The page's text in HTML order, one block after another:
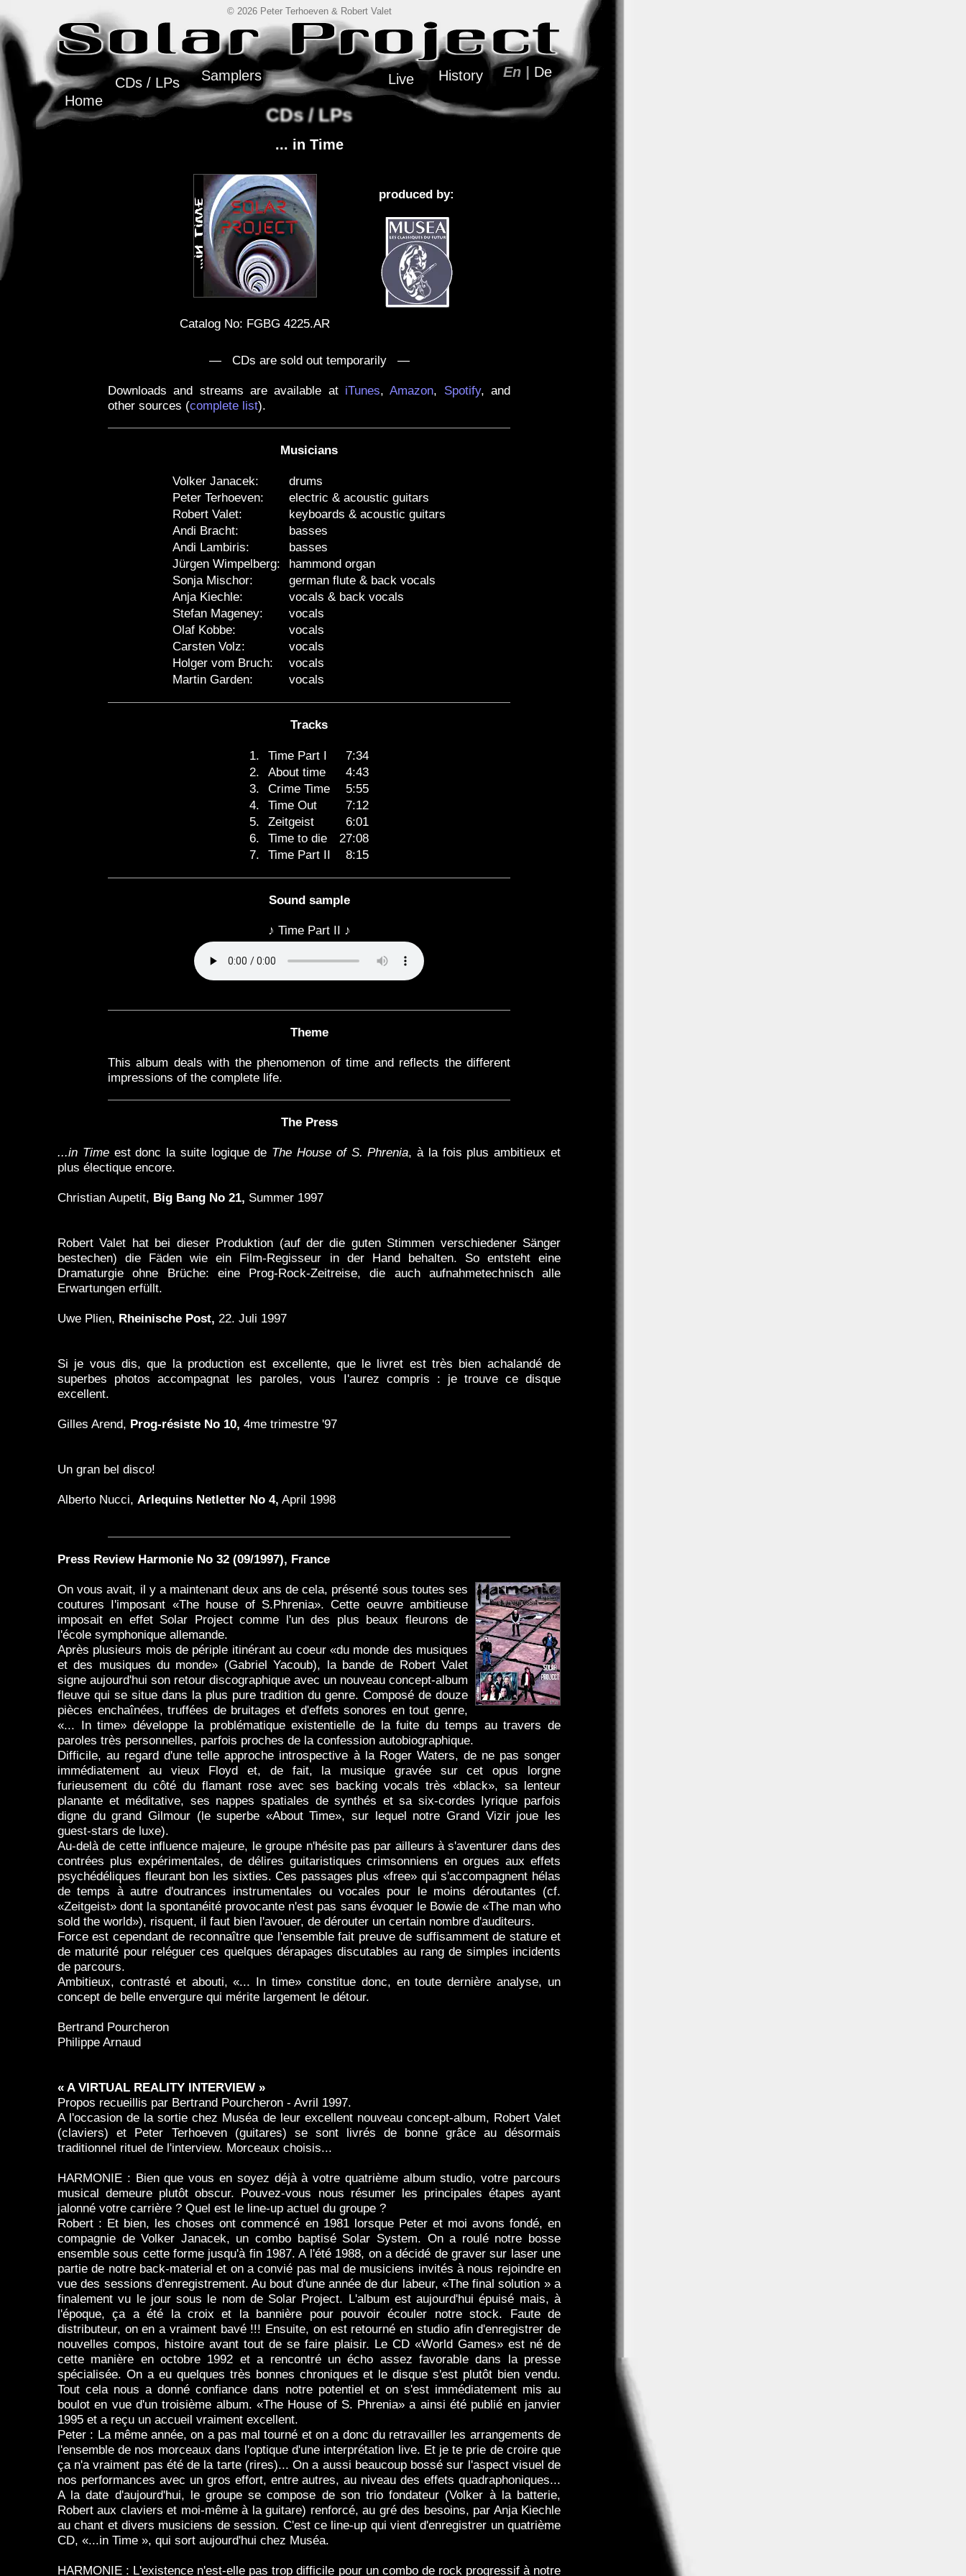
© 2026 Peter Terhoeven & Robert Valet
Home
CDs / LPs Samplers Live History En | De
CDs / LPs
... in Time
Catalog No: FGBG 4225.AR
produced by:
— CDs are sold out temporarily —
Downloads and streams are available at iTunes,Amazon, Spotify, and
other sources (complete list).
Musicians
Volker Janacek:
drums
Peter Terhoeven:
electric & acoustic guitars
Robert Valet:
keyboards & acoustic guitars
Andi Bracht:
basses
Andi Lambiris:
basses
Jürgen Wimpelberg:
hammond organ
Sonja Mischor:
german flute & back vocals
Anja Kiechle:
vocals & back vocals
Stefan Mageney:
vocals
Olaf Kobbe:
vocals
Carsten Volz:
vocals
Holger vom Bruch:
vocals
Martin Garden:
vocals
Tracks
1. Time Part I
7:34
2.
About time
4:43
3.
Crime Time
5:55
4.
Time Out
7:12
5.
Zeitgeist
6:01
6.
Time to die
27:08
7.
Time Part II 8:15
Sound sample
♪ Time Part II ♪
Theme
This album deals with the phenomenon of time and reflects the different
impressions of the complete life.
The Press
...in Timeest donc la suite logique de The House of S. Phrenia, à la fois plus ambitieux et
plus électique encore.
Christian Aupetit, Big Bang No 21, Summer 1997
Robert Valet hat bei dieser Produktion (auf der die guten Stimmen verschiedener Sänger
bestechen) die Fäden wie ein Film-Regisseur in der Hand behalten. So entsteht eine
Dramaturgie ohne Brüche: eine Prog-Rock-Zeitreise, die auch aufnahmetechnisch alle
Erwartungen erfüllt.
Uwe Plien, Rheinische Post, 22. Juli 1997
Si je vous dis, que la production est excellente, que le livret est très bien achalandé de
superbes photos accompagnat les paroles, vous I'aurez compris : je trouve ce disque
excellent.
Gilles Arend, Prog-résiste No 10, 4me trimestre '97
Un gran bel disco!
Alberto Nucci, Arlequins Netletter No 4, April 1998
Press Review Harmonie No 32 (09/1997), France
On vous avait, il y a maintenant deux ans de cela, présenté sous toutes ses
coutures I'imposant «The house of S.Phrenia». Cette oeuvre ambitieuse
imposait en effet Solar Project comme l'un des plus beaux fleurons de
l'école symphonique allemande.
Après plusieurs mois de périple itinérant au coeur «du monde des musiques
et des musiques du monde» (Gabriel Yacoub), la bande de Robert Valet
signe aujourd'hui son retour discographique avec un nouveau concept-album
fleuve qui se situe dans la plus pure tradition du genre. Composé de douze
pièces enchaînées, truffées de bruitages et d'effets sonores en tout genre,
«... In time» développe la problématique existentielle de la fuite du temps au travers de
paroles très personnelles, parfois proches de la confession autobiographique.
Difficile, au regard d'une telle approche introspective à la Roger Waters, de ne pas songer
immédiatement au vieux Floyd et, de fait, la musique gravée sur cet opus lorgne
furieusement du côté du flamant rose avec ses backing vocals très «black», sa lenteur
planante et méditative, ses nappes spatiales de synthés et sa six-cordes Iyrique parfois
digne du grand Gilmour (le superbe «About Time», sur lequel notre Grand Vizir joue les
guest-stars de luxe).
Au-delà de cette influence majeure, le groupe n'hésite pas par ailleurs à s'aventurer dans des
contrées plus expérimentales, de délires guitaristiques crimsonniens en orgues aux effets
psychédéliques fleurant bon les sixties. Ces passages plus «free» qui s'accompagnent hélas
de temps à autre d'outrances instrumentales ou vocales pour le moins déroutantes (cf.
«Zeitgeist» dont la spontanéité provocante n'est pas sans évoquer le Bowie de «The man who
sold the world»), risquent, il faut bien l'avouer, de dérouter un certain nombre d'auditeurs.
Force est cependant de reconnaître que l'ensemble fait preuve de suffisamment de stature et
de maturité pour reléguer ces quelques dérapages discutables au rang de simples incidents
de parcours.
Ambitieux, contrasté et abouti, «... In time» constitue donc, en toute dernière analyse, un
concept de belle envergure qui mérite largement le détour.
Bertrand Pourcheron
Philippe Arnaud
« A VIRTUAL REALITY INTERVIEW »
Propos recueillis par Bertrand Pourcheron - Avril 1997.
A l'occasion de la sortie chez Muséa de leur excellent nouveau concept-album, Robert Valet
(claviers) et Peter Terhoeven (guitares) se sont livrés de bonne grâce au désormais
traditionnel rituel de l'interview. Morceaux choisis...
HARMONIE : Bien que vous en soyez déjà à votre quatrième album studio, votre parcours
musical demeure plutôt obscur. Pouvez-vous nous résumer les principales étapes ayant
jalonné votre carrière ? Quel est le line-up actuel du groupe ?
Robert : Et bien, les choses ont commencé en 1981 lorsque Peter et moi avons fondé, en
compagnie de Volker Janacek, un combo baptisé Solar System. On a roulé notre bosse
ensemble sous cette forme jusqu'à fin 1987. A l'été 1988, on a décidé de graver sur laser une
partie de notre back-material et on a convié pas mal de musiciens invités à nous rejoindre en
vue des sessions d'enregistrement. Au bout d'une année de dur labeur, «The final solution » a
finalement vu le jour sous le nom de Solar Project. L'album est aujourd'hui épuisé mais, à
l'époque, ça a été la croix et la bannière pour pouvoir écouler notre stock. Faute de
distributeur, on en a vraiment bavé !!! Ensuite, on est retourné en studio afin d'enregistrer de
nouvelles compos, histoire avant tout de se faire plaisir. Le CD «World Games» est né de
cette manière en octobre 1992 et a rencontré un écho assez favorable dans la presse
spécialisée. On a eu quelques très bonnes chroniques et le disque s'est plutôt bien vendu.
Tout cela nous a donné confiance dans notre potentiel et on s'est immédiatement mis au
boulot en vue d'un troisième album. «The House of S. Phrenia» a ainsi été publié en janvier
1995 et a reçu un accueil vraiment excellent.
Peter : La même année, on a pas mal tourné et on a donc du retravailler les arrangements de
l'ensemble de nos morceaux dans l'optique d'une interprétation live. Et je te prie de croire que
ça n'a vraiment pas été de la tarte (rires)... On a aussi beaucoup bossé sur l'aspect visuel de
nos performances avec un gros effort, entre autres, au niveau des effets quadraphoniques...
A la date d'aujourd'hui, le groupe se compose de son trio fondateur (Volker à la batterie,
Robert aux claviers et moi-même à la guitare) renforcé, au gré des besoins, par Anja Kiechle
au chant et divers musiciens de session. C'est ce line-up qui vient d'enregistrer un quatrième
CD, «...in Time », qui sort aujourd'hui chez Muséa.
HARMONIE : L'existence n'est-elle pas trop difficile pour un combo de rock progressif à notre